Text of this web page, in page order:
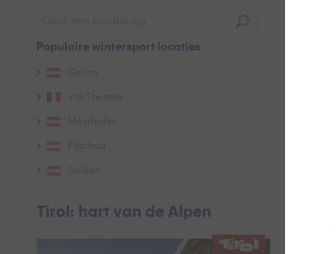
Populaire wintersport locaties
Gerlos
Val Thorens
Mayrhofen
Flachau
Sölden
Tirol: hart van de Alpen